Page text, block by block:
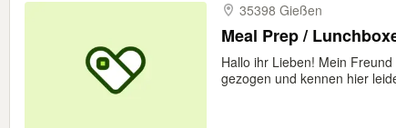
35398 Gießen
Meal Prep /
Hallo ihr Lieben! Mein
gezogen und kennen hier